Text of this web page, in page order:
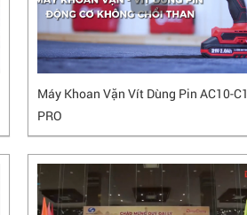
Máy Khoan Vặn Vít Dùng Pin AC10-C1
PRO